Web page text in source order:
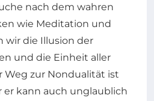
nach dem wahren
wie Meditation und
wir die Illusion der
und die Einheit aller
Weg zur Nondualität ist
er kann auch unglaublich